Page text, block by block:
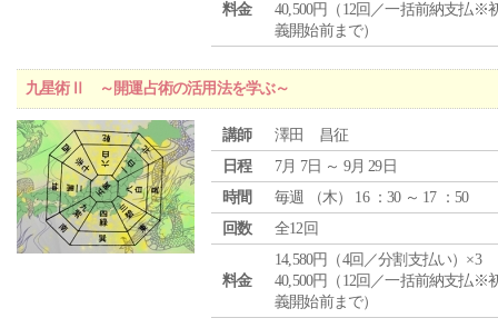
料金
40,500円（12回／一括前納支払※
義開始前まで）
九星術Ⅱ ～開運占術の活用法を学ぶ～
講師
澤田 昌征
日程
7月 7日 ～ 9月 29日
時間
毎週 （木） 16 ：30 ～ 17 ：50
回数
全12回
料金
14,580円（4回／分割支払い）×3
40,500円（12回／一括前納支払※
義開始前まで）